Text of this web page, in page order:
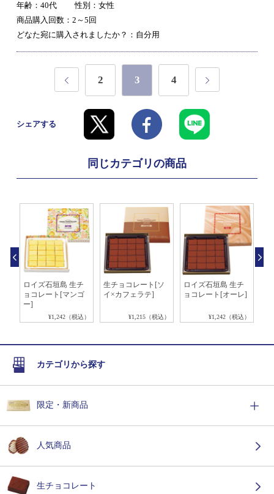
年齢：40代
性別：女性
商品購入回数：2～5回
どなた宛に購入されましたか？：自分用
2 3 4
シェアする
同じカテゴリの商品
ロイズ石垣島 生チ
ョコレート[マンゴ
ー]
¥1,242（税込）
生チョコレート[ソ
イ×カフェラテ]
¥1,215（税込）
ロイズ石垣島 生チ
ョコレート[オーレ]
¥1,242（税込）
カテゴリから探す
限定・新商品
人気商品
生チョコレート